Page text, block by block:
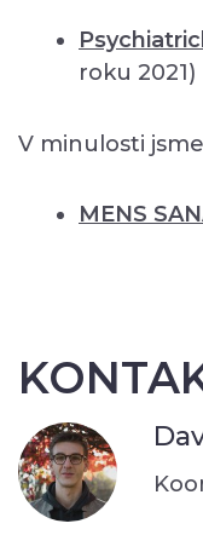
roku 2021)
V minulosti
MENS